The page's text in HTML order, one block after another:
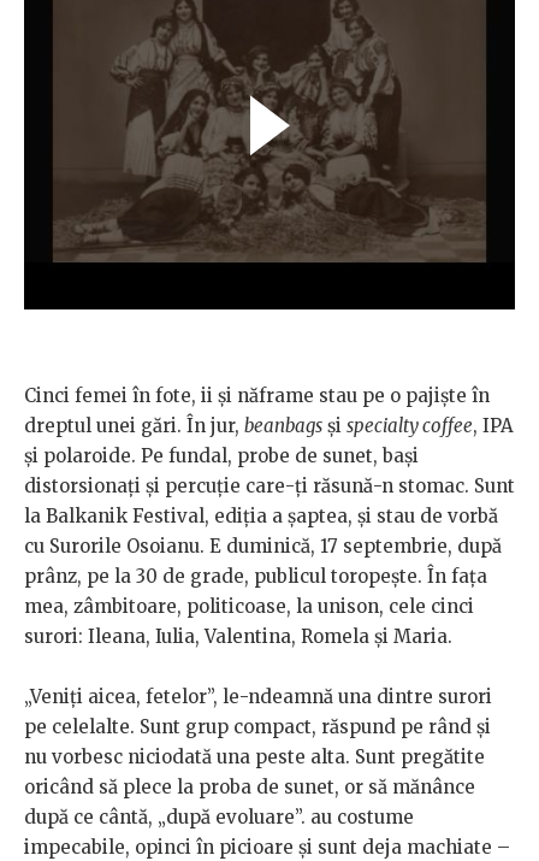
Cinci femei în fote, ii și năframe stau pe o pajiște în
dreptul unei gări. În jur, beanbags și specialty coffee, IPA
și polaroide. Pe fundal, probe de sunet, bași
distorsionați și percuție care-ți răsună-n stomac. Sunt
la Balkanik Festival, ediția a șaptea, și stau de vorbă
cu Surorile Osoianu. E duminică, 17 septembrie, după
prânz, pe la 30 de grade, publicul toropește. În fața
mea, zâmbitoare, politicoase, la unison, cele cinci
surori: Ileana, Iulia, Valentina, Romela și Maria.
„Veniți aicea, fetelor”, le-ndeamnă una dintre surori
pe celelalte. Sunt grup compact, răspund pe rând și
nu vorbesc niciodată una peste alta. Sunt pregătite
oricând să plece la proba de sunet, or să mănânce
după ce cântă, „după evoluare”. au costume
impecabile, opinci în picioare și sunt deja machiate –